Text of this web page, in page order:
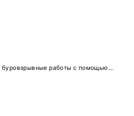
буровзрывные работы с помощью...